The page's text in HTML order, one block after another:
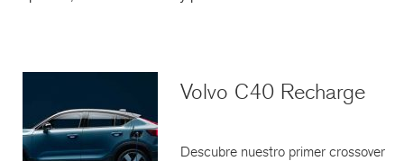
Volvo C40 Recharge
Descubre nuestro primer crossover